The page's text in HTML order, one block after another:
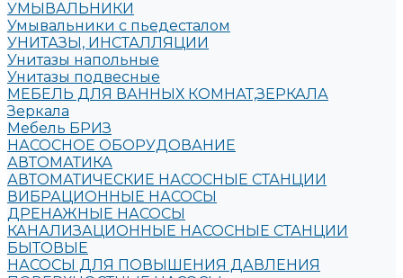
УМЫВАЛЬНИКИ
Умывальники с пьедесталом
УНИТАЗЫ, ИНСТАЛЛЯЦИИ
Унитазы напольные
Унитазы подвесные
МЕБЕЛЬ ДЛЯ ВАННЫХ КОМНАТ,ЗЕРКАЛА
Зеркала
Мебель БРИЗ
НАСОСНОЕ ОБОРУДОВАНИЕ
АВТОМАТИКА
АВТОМАТИЧЕСКИЕ НАСОСНЫЕ СТАНЦИИ
ВИБРАЦИОННЫЕ НАСОСЫ
ДРЕНАЖНЫЕ НАСОСЫ
КАНАЛИЗАЦИОННЫЕ НАСОСНЫЕ СТАНЦИИ
БЫТОВЫЕ
НАСОСЫ ДЛЯ ПОВЫШЕНИЯ ДАВЛЕНИЯ